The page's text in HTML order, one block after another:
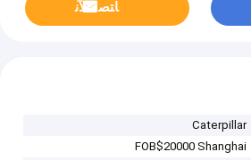
ﺎﺘﺼﻟ ﺍﻶﻧ
Caterpillar
FOB$20000 Shanghai